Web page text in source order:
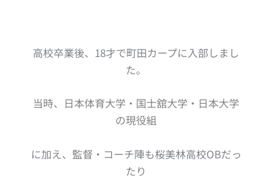
高校卒業後、18才で町田カープに入部しまし
た。
当時、日本体育大学・国士舘大学・日本大学
の現役組
に加え、監督・コーチ陣も桜美林高校OBだっ
たり